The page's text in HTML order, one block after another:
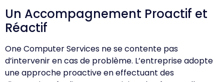
Un Accompagnement Proactif et
Réactif
One Computer Services ne se contente pas
d’intervenir en cas de problème. L’entreprise adopte
une approche proactive en effectuant des